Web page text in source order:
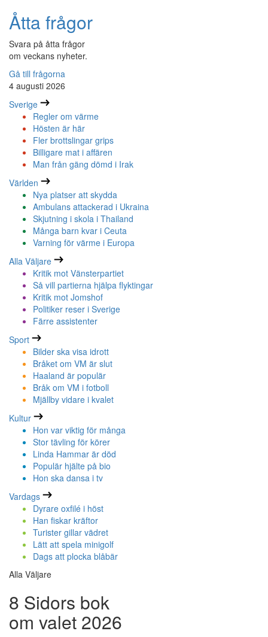
Åtta frågor
Svara på åtta frågor
om veckans nyheter.
Gå till frågorna
4 augusti 2026
Sverige
Regler om värme
Hösten är här
Fler brottslingar grips
Billigare mat i affären
Man från gäng dömd i Irak
Världen
Nya platser att skydda
Ambulans attackerad i Ukraina
Skjutning i skola i Thailand
Många barn kvar i Ceuta
Varning för värme i Europa
Alla Väljare
Kritik mot Vänsterpartiet
Så vill partierna hjälpa flyktingar
Kritik mot Jomshof
Politiker reser i Sverige
Färre assistenter
Sport
Bilder ska visa idrott
Bråket om VM är slut
Haaland är populär
Bråk om VM i fotboll
Mjällby vidare i kvalet
Kultur
Hon var viktig för många
Stor tävling för körer
Linda Hammar är död
Populär hjälte på bio
Hon ska dansa i tv
Vardags
Dyrare oxfilé i höst
Han fiskar kräftor
Turister gillar vädret
Lätt att spela minigolf
Dags att plocka blåbär
Alla Väljare
8 Sidors bok
om valet 2026